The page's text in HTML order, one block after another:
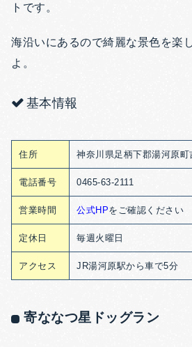
トです。
海沿いにあるので綺麗な景色を楽
よ。
基本情報
住所 神奈川県足柄下郡湯河原
電話番号 0465-63-2111
営業時間 公式HPをご確認ください
定休日 毎週火曜日
アクセス JR湯河原駅から車で5分
寄ななつ星ドッグラン